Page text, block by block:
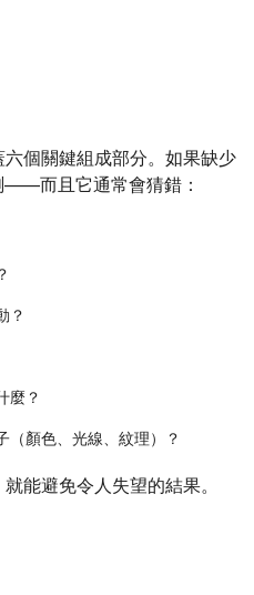
個關鍵組成部分。如果缺少
——而且它通常會猜錯：
？
麼？
顏色、光線、紋理）？
能避免令人失望的結果。